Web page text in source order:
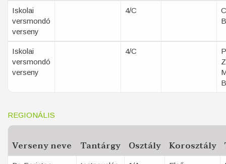
Iskolai
versmondó
verseny
4/C
Iskolai
versmondó
verseny
4/C
REGIONÁLIS
Verseny neve Tantárgy Osztály Korosztály